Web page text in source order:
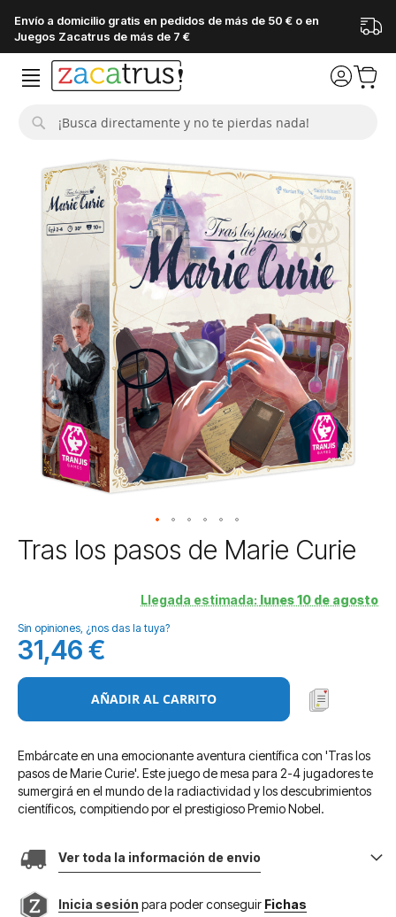
Envío a domicilio gratis en pedidos de más de 50 € o en
Juegos Zacatrus de más de 7 €
imágenes
Saltar
al
galería
de
imágenes
Tras los pasos de Marie Curie
Llegada estimada: lunes 10 de agosto
Sin opiniones, ¿nos das la tuya?
31,46 €
AÑADIR AL CARRITO
Embárcate en una emocionante aventura científica con 'Tras los
pasos de Marie Curie'. Este juego de mesa para 2-4 jugadores te
sumergirá en el mundo de la radiactividad y los descubrimientos
científicos, compitiendo por el prestigioso Premio Nobel.
Ver toda la información de envio
Inicia sesión para poder conseguir Fichas